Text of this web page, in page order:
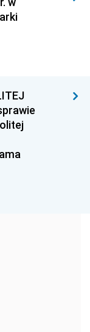
2006
1994
1991
1985